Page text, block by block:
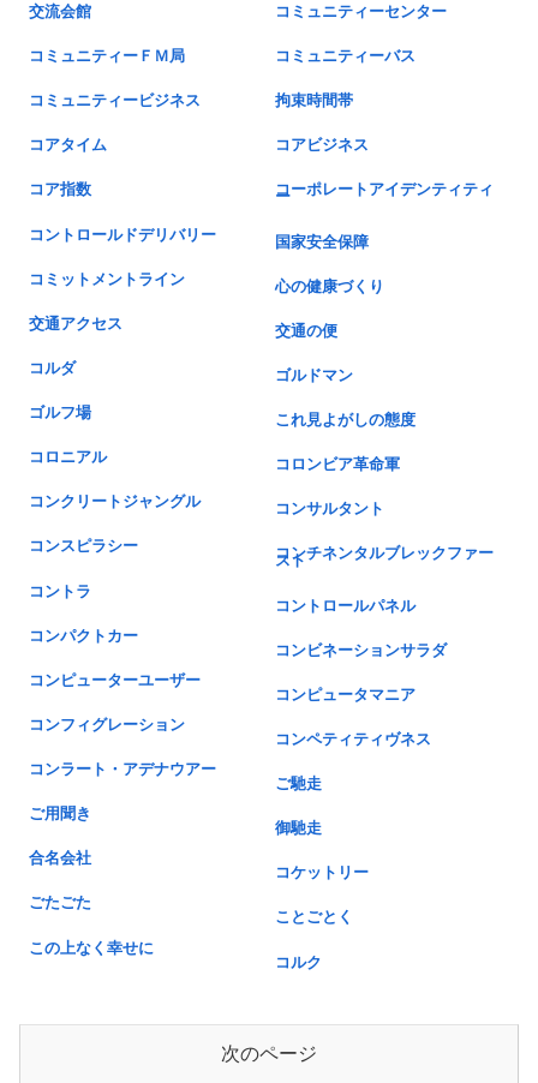
交流会館 コミュニティーセンター
コミュニティーＦＭ局 コミュニティーバス
コミュニティービジネス 拘束時間帯
コアタイム コアビジネス
コア指数 コーポレートアイデンティティ
ー
コントロールドデリバリー 国家安全保障
コミットメントライン 心の健康づくり
交通アクセス 交通の便
コルダ ゴルドマン
ゴルフ場 これ見よがしの態度
コロニアル コロンビア革命軍
コンクリートジャングル コンサルタント
コンスピラシー コンチネンタルブレックファー
スト
コントラ
コントロールパネル
コンパクトカー
コンビネーションサラダ
コンピューターユーザー
コンピュータマニア
コンフィグレーション
コンペティティヴネス
コンラート・アデナウアー
ご馳走
ご用聞き
御馳走
合名会社
コケットリー
ごたごた
ことごとく
この上なく幸せに
コルク
次のページ